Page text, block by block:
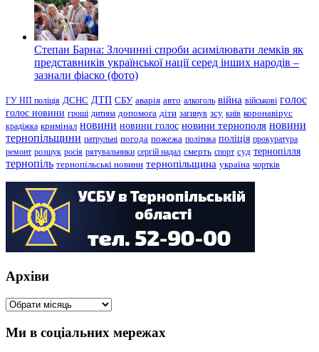
Степан Барна: Злочинні спроби асимілювати лемків як
представників української нації серед інших народів –
зазнали фіаско (фото)
ГУ НП поліція ДСНС ДТП СБУ аварія авто алкоголь війна військові голос
голос новини гроші дитина допомога діти загинув зсу київ коронавірус
крадіжка кримінал новини новини голос новини тернополя новини
тернопільщини патрульні погода пожежа політика поліція прокуратура
ремонт розшук росія рятувальники сергій надал смерть спорт суд тернопілля
тернопіль тернопільські новини тернопільщина україна чортків
Архіви
Архіви
Ми в соціальних мережах